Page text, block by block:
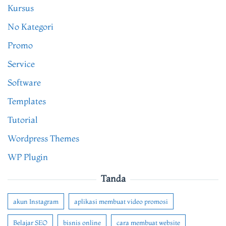
Kursus
No Kategori
Promo
Service
Software
Templates
Tutorial
Wordpress Themes
WP Plugin
Tanda
akun Instagram aplikasi membuat video promosi
Belajar SEO bisnis online cara membuat website